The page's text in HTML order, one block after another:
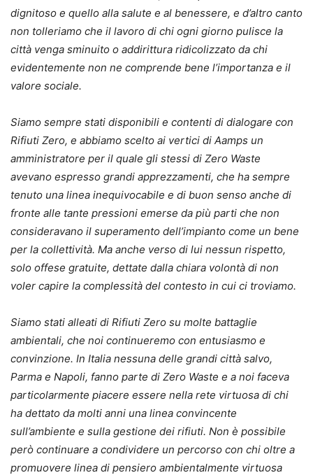
dignitoso e quello alla salute e al benessere, e d’altro canto
non tolleriamo che il lavoro di chi ogni giorno pulisce la
città venga sminuito o addirittura ridicolizzato da chi
evidentemente non ne comprende bene l’importanza e il
valore sociale.
Siamo sempre stati disponibili e contenti di dialogare con
Rifiuti Zero, e abbiamo scelto ai vertici di Aamps un
amministratore per il quale gli stessi di Zero Waste
avevano espresso grandi apprezzamenti, che ha sempre
tenuto una linea inequivocabile e di buon senso anche di
fronte alle tante pressioni emerse da più parti che non
consideravano il superamento dell’impianto come un bene
per la collettività. Ma anche verso di lui nessun rispetto,
solo offese gratuite, dettate dalla chiara volontà di non
voler capire la complessità del contesto in cui ci troviamo.
Siamo stati alleati di Rifiuti Zero su molte battaglie
ambientali, che noi continueremo con entusiasmo e
convinzione. In Italia nessuna delle grandi città salvo,
Parma e Napoli, fanno parte di Zero Waste e a noi faceva
particolarmente piacere essere nella rete virtuosa di chi
ha dettato da molti anni una linea convincente
sull’ambiente e sulla gestione dei rifiuti. Non è possibile
però continuare a condividere un percorso con chi oltre a
promuovere linea di pensiero ambientalmente virtuosa